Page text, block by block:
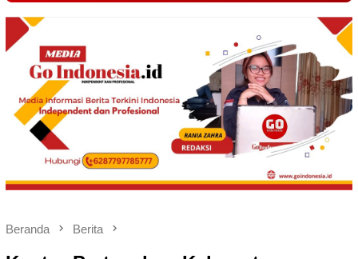
Beranda Berita